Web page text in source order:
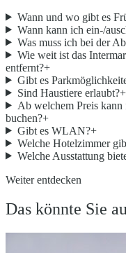
Wann und wo gibt es
Wann kann ich ein-/
Was muss ich bei der
Wie weit ist das
entfernt?+
Gibt es
Sind Haustiere erlaubt?+
Ab welchem Preis
buchen?+
Gibt es WLAN?+
Welche Hotelzimmer
Welche Ausstattung
Weiter entdecken
Das könnte Sie